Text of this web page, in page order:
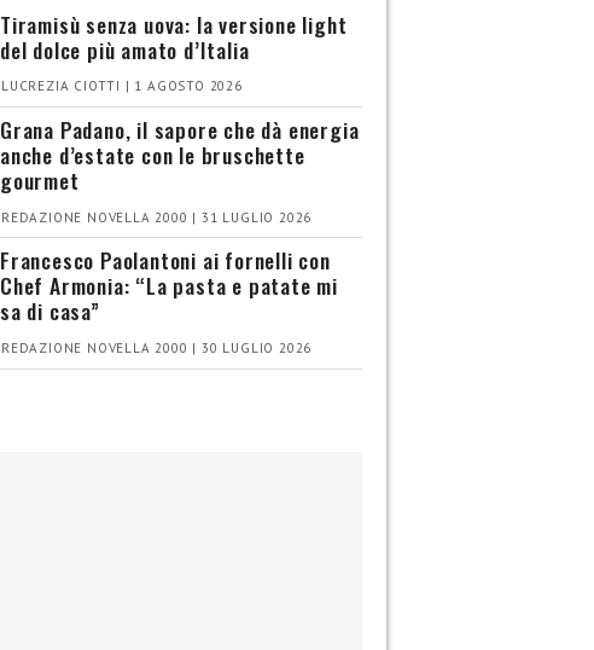
Tiramisù senza uova: la versione light
del dolce più amato d’Italia
LUCREZIA CIOTTI | 1 AGOSTO 2026
Grana Padano, il sapore che dà energia
anche d’estate con le bruschette
gourmet
REDAZIONE NOVELLA 2000 | 31 LUGLIO 2026
Francesco Paolantoni ai fornelli con
Chef Armonia: “La pasta e patate mi
sa di casa”
REDAZIONE NOVELLA 2000 | 30 LUGLIO 2026